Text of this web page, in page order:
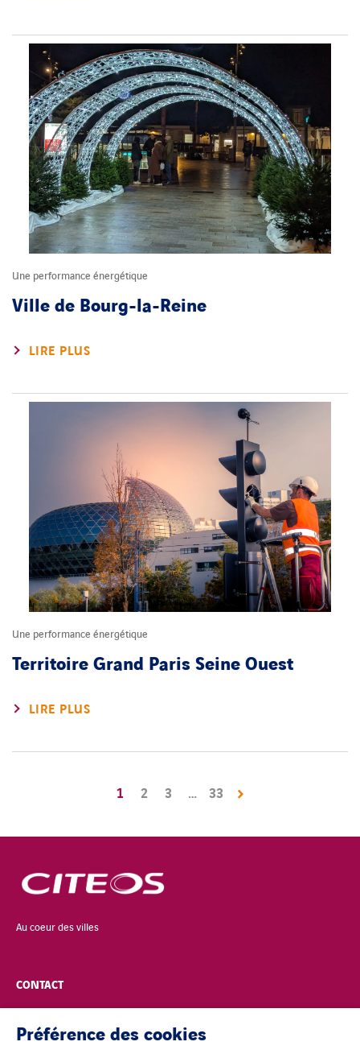
Une performance énergétique
Ville de Bourg-la-Reine
LIRE PLUS
Une performance énergétique
Territoire Grand Paris Seine Ouest
LIRE PLUS
1 2 3 … 33
Au coeur des villes
CONTACT
POLITIQUE DE CONFIDENTIALITÉ
Préférence des cookies